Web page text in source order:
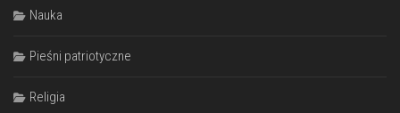
Nauka
Pieśni patriotyczne
Religia